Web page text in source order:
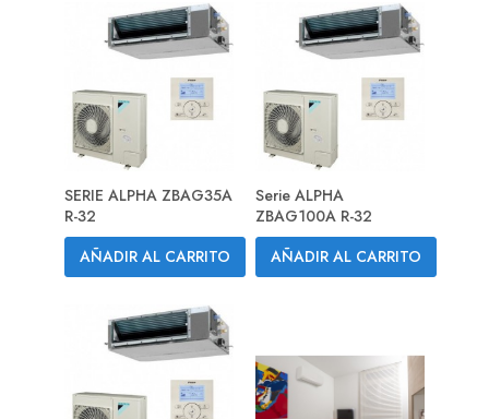
SERIE ALPHA ZBAG35A
R-32
AÑADIR AL CARRITO
Serie ALPHA
ZBAG100A R-32
AÑADIR AL CARRITO